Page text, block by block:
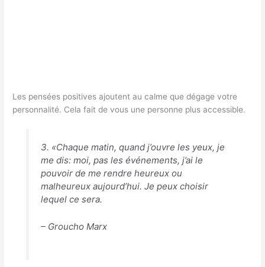
Les pensées positives ajoutent au calme que dégage votre
personnalité. Cela fait de vous une personne plus accessible.
3. «Chaque matin, quand j’ouvre les yeux, je
me dis: moi, pas les événements, j’ai le
pouvoir de me rendre heureux ou
malheureux aujourd’hui. Je peux choisir
lequel ce sera.
– Groucho Marx